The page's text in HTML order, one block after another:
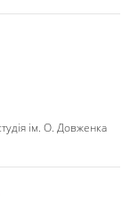
ім. О. Довженка